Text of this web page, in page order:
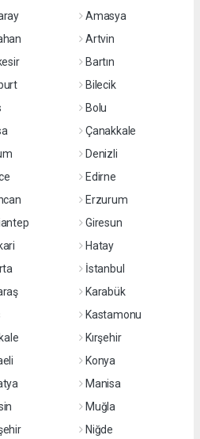
Amasya
Artvin
Bartın
Bilecik
Bolu
Çanakkale
Denizli
Edirne
Erzurum
Giresun
Hatay
İstanbul
Karabük
Kastamonu
Kırşehir
Konya
Manisa
Muğla
Niğde